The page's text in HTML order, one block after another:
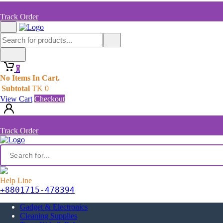
Track Order
0
No Items In Cart.
Subtotal TK 0
View Cart Checkout
Track Order
Help Line
+8801715-478394
Gadget & Electronics
Cleaning Supplies